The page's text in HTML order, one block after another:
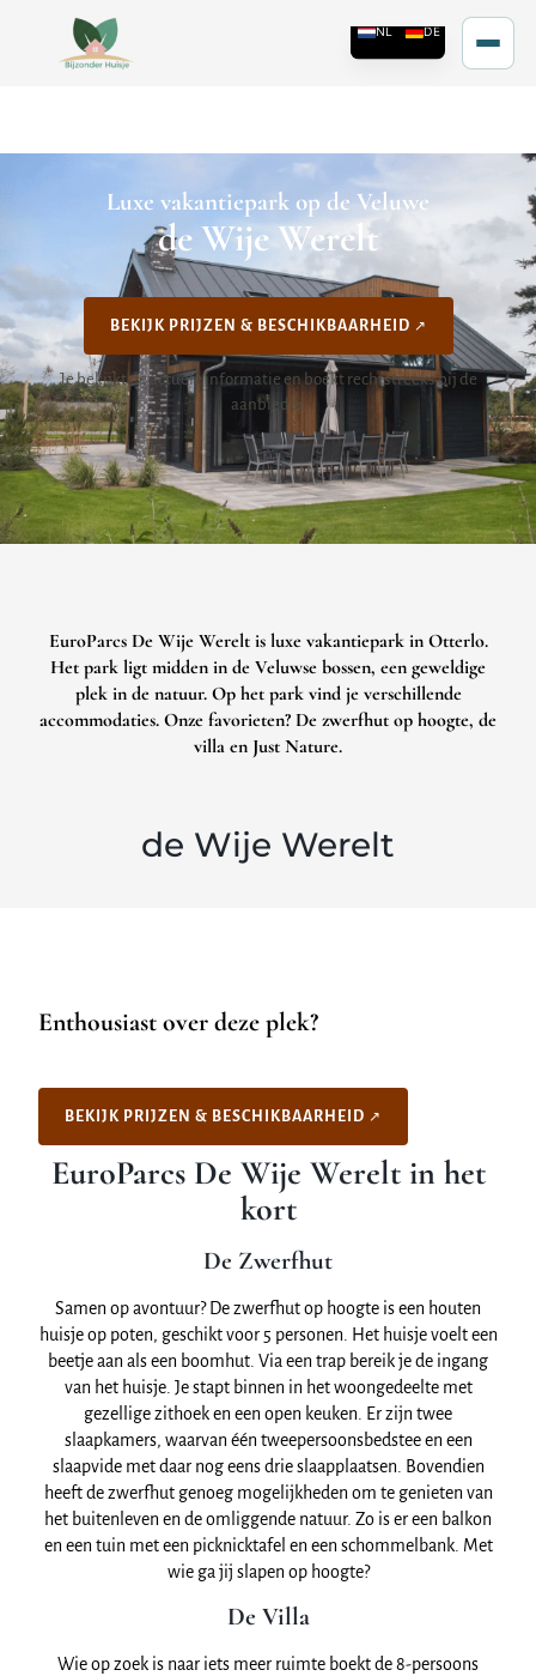
Luxe vakantiepark op de Veluwe
de Wije Werelt
BEKIJK PRIJZEN & BESCHIKBAARHEID
Je bekijkt de actuele informatie en boekt rechtstreeks bij de
aanbieder.
EuroParcs De Wije Werelt is luxe vakantiepark in Otterlo.
Het park ligt midden in de Veluwse bossen, een geweldige
plek in de natuur. Op het park vind je verschillende
accommodaties. Onze favorieten? De zwerfhut op hoogte, de
villa en Just Nature.
de Wije Werelt
EuroParcs De Wije Wereltin het
kort
De Zwerfhut
Samen op avontuur? De zwerfhut op hoogte is een houten
huisje op poten, geschikt voor 5 personen. Het huisje voelt een
beetje aan als een boomhut. Via een trap bereik je de ingang
van het huisje. Je stapt binnen in het woongedeelte met
gezellige zithoek en een open keuken. Er zijn twee
slaapkamers, waarvan één tweepersoonsbedstee en een
slaapvide met daar nog eens drie slaapplaatsen. Bovendien
heeft de zwerfhut genoeg mogelijkheden om te genieten van
het buitenleven en de omliggende natuur. Zo is er een balkon
en een tuin met een picknicktafel en een schommelbank. Met
wie ga jij slapen op hoogte?
De Villa
Wie op zoek is naar iets meer ruimte boekt de 8-persoons
Enthousiast over deze plek?
BEKIJK PRIJZEN & BESCHIKBAARHEID